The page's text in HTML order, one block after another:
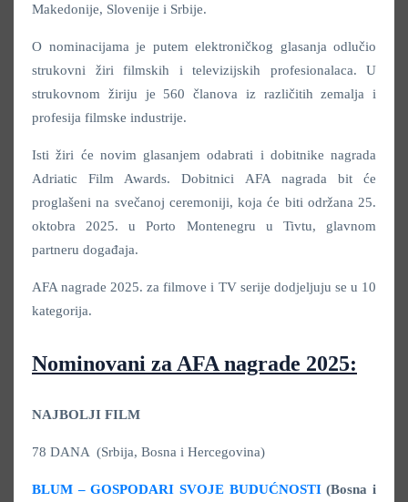
Makedonije, Slovenije i Srbije.
O nominacijama je putem elektroničkog glasanja odlučio
strukovni žiri filmskih i televizijskih profesionalaca. U
strukovnom žiriju je 560 članova iz različitih zemalja i
profesija filmske industrije.
Isti žiri će novim glasanjem odabrati i dobitnike nagrada
Adriatic Film Awards. Dobitnici AFA nagrada bit će
proglašeni na svečanoj ceremoniji, koja će biti održana 25.
oktobra 2025. u Porto Montenegru u Tivtu, glavnom
partneru događaja.
AFA nagrade 2025. za filmove i TV serije dodjeljuju se u 10
kategorija.
Nominovani za AFA nagrade 2025:
NAJBOLJI FILM
78 DANA (Srbija, Bosna i Hercegovina)
BLUM – GOSPODARI SVOJE BUDUĆNOSTI(Bosna i